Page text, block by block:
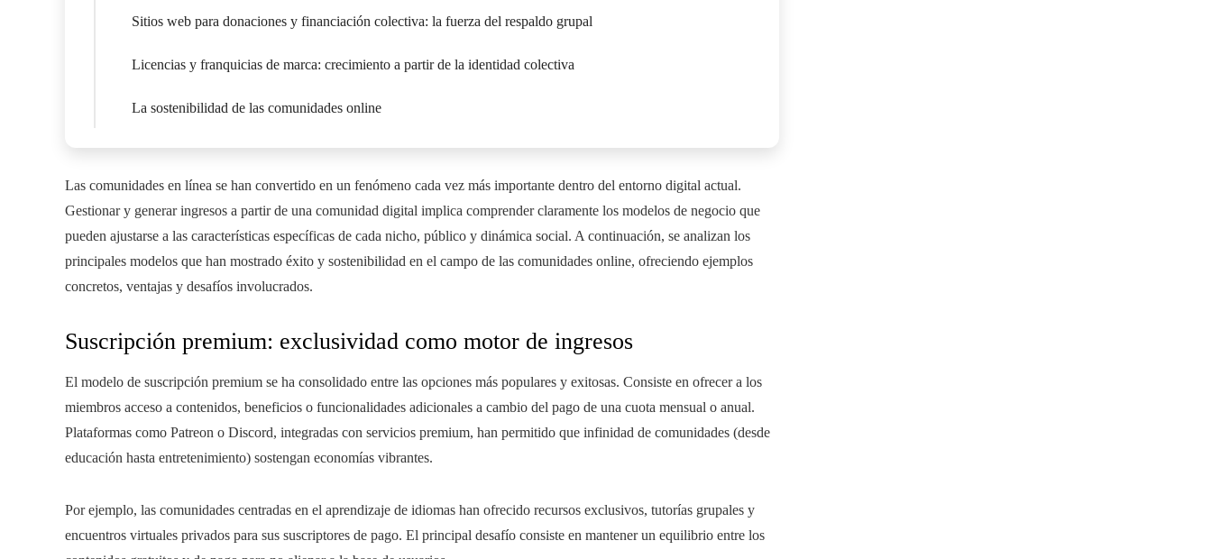
Sitios web para donaciones y financiación colectiva: la fuerza del respaldo grupal
Licencias y franquicias de marca: crecimiento a partir de la identidad colectiva
La sostenibilidad de las comunidades online
Las comunidades en línea se han convertido en un fenómeno cada vez más importante dentro del entorno digital actual.
Gestionar y generar ingresos a partir de una comunidad digital implica comprender claramente los modelos de negocio que
pueden ajustarse a las características específicas de cada nicho, público y dinámica social. A continuación, se analizan los
principales modelos que han mostrado éxito y sostenibilidad en el campo de las comunidades online, ofreciendo ejemplos
concretos, ventajas y desafíos involucrados.
Suscripción premium: exclusividad como motor de ingresos
El modelo de suscripción premium se ha consolidado entre las opciones más populares y exitosas. Consiste en ofrecer a los
miembros acceso a contenidos, beneficios o funcionalidades adicionales a cambio del pago de una cuota mensual o anual.
Plataformas como Patreon o Discord, integradas con servicios premium, han permitido que infinidad de comunidades (desde
educación hasta entretenimiento) sostengan economías vibrantes.
Por ejemplo, las comunidades centradas en el aprendizaje de idiomas han ofrecido recursos exclusivos, tutorías grupales y
encuentros virtuales privados para sus suscriptores de pago. El principal desafío consiste en mantener un equilibrio entre los